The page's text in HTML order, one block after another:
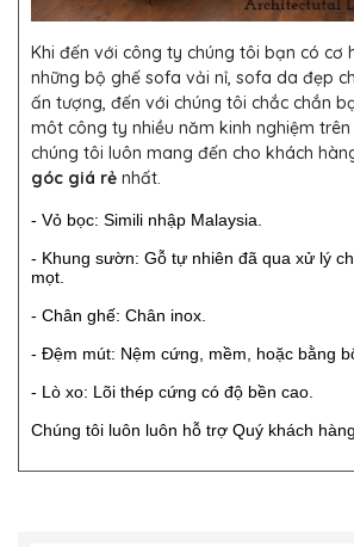
Khi đến với công ty chúng tôi bạn có cơ
những bộ ghế sofa vải nỉ, sofa da đẹp
ấn tượng, đến với chúng tôi chắc chắn
môt công ty nhiều năm kinh nghiệm
chúng tôi luôn mang đến cho khách
góc giá rẻ nhất.
- Vỏ bọc: Simili nhập Malaysia.
- Khung sườn: Gỗ tự nhiên đã qua xử lý
mọt.
- Chân ghế: Chân inox.
- Đệm mút: Nệm cứng, mềm, hoặc bằng
- Lò xo: Lõi thép cứng có độ bền cao.
Chúng tôi luôn luôn hỗ trợ Quý khách